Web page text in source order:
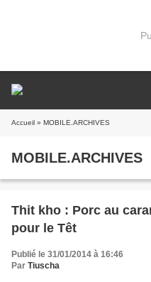
Accueil » MOBILE.ARCHIVES
MOBILE.ARCHIVES
Thit kho : Porc au
pour le Têt
Publié le 31/01/2014 à 16:46
Par Tiuscha